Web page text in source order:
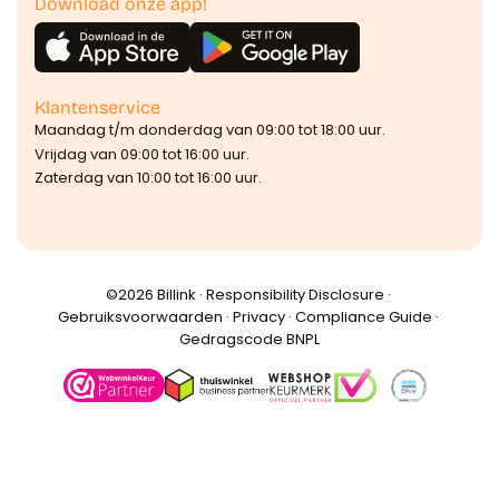
Klantenservice
Maandag t/m donderdag van 09:00 tot 18:00 uur.
Vrijdag van 09:00 tot 16:00 uur.
Zaterdag van 10:00 tot 16:00 uur.
©️2026 Billink · Responsibility Disclosure ·
Gebruiksvoorwaarden · Privacy· Compliance Guide ·
Gedragscode BNPL